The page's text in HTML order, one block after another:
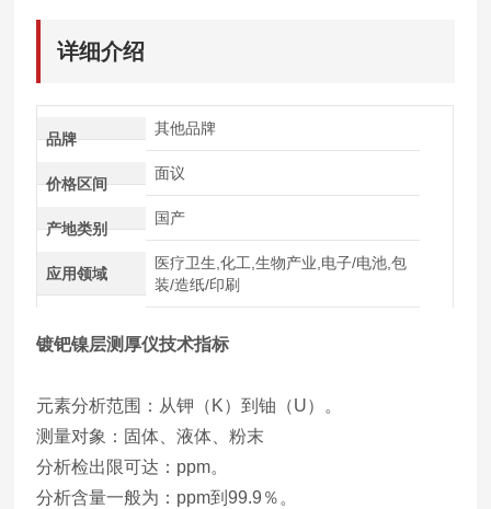
详细介绍
品牌
其他品牌
价格区间
面议
产地类别
国产
应用领域
医疗卫生,化工,生物产业,电子/电池,包
装/造纸/印刷
镀钯镍层测厚仪技术指标
元素分析范围：从钾（K）到铀（U）。
测量对象：固体、液体、粉末
分析检出限可达：ppm。
分析含量一般为：ppm到99.9％。